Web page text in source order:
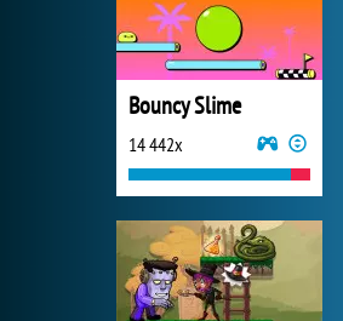
Bouncy Slime
14 442x